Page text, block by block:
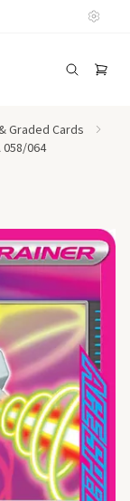
Graded Cards
058/064